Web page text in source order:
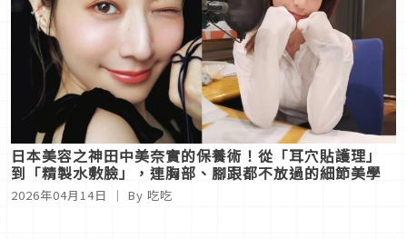
日本美容之神田中美奈實的保養術！從「耳穴貼護理」
到「精製水敷臉」，連胸部、腳跟都不放過的細節美學
2026年04月14日 ｜ By 吃吃